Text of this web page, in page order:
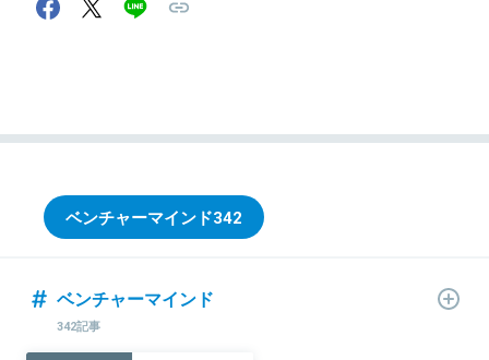
ベンチャーマインド342
ベンチャーマインド
342記事